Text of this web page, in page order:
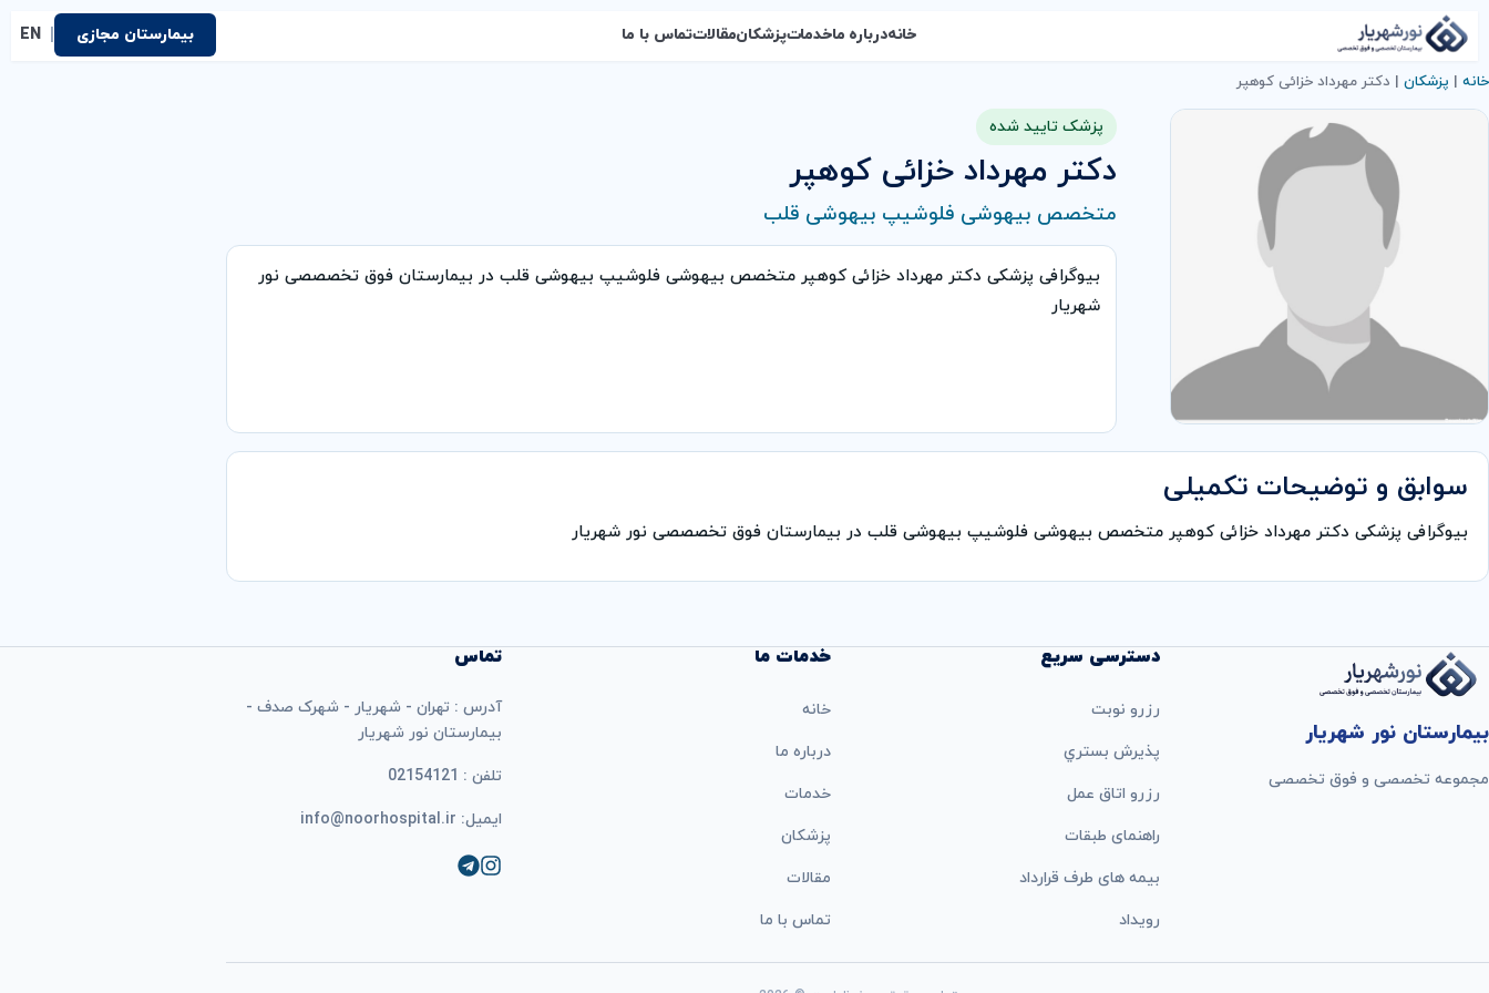
خانهدرباره ماخدماتپزشکانمقالاتتماس با ما بیمارستان مجازی EN
خانه | پزشکان | دکتر مهرداد خزائی کوهپر
پزشک تایید شده
دکتر مهرداد خزائی کوهپر
متخصص بیهوشی فلوشیپ بیهوشی قلب
بیوگرافی پزشکی دکتر مهرداد خزائی کوهپر متخصص بیهوشی فلوشیپ بیهوشی قلب در بیمارستان فوق تخصصصی نور
شهریار
سوابق و توضیحات تکمیلی
بیوگرافی پزشکی دکتر مهرداد خزائی کوهپر متخصص بیهوشی فلوشیپ بیهوشی قلب در بیمارستان فوق تخصصصی نور شهریار
بیمارستان نور شهریار
مجموعه تخصصی و فوق تخصصی
دسترسی سریع
رزرو نوبت
پذيرش بستري
رزرو اتاق عمل
راهنمای طبقات
بيمه های طرف قرارداد
رویداد
خدمات ما
خانه
درباره ما
خدمات
پزشکان
مقالات
تماس با ما
تماس
آدرس : تهران - شهریار - شهرک صدف -
بیمارستان نور شهریار
تلفن : 02154121
ایمیل: info@noorhospital.ir